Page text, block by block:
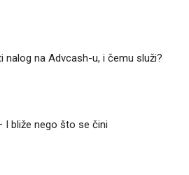
nalog na Advcash-u, i čemu služi?
I bliže nego što se čini